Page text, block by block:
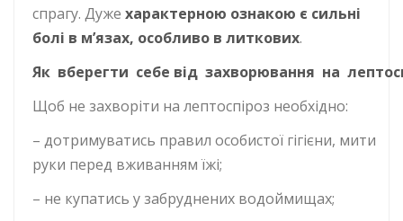
спрагу. Дуже характерною ознакою є сильні
болі в м’язах, особливо в литкових.
Як вберегти себе від захворювання на
Щоб не захворіти на лептоспіроз необхідно:
– дотримуватись правил особистої гігієни, мити
руки перед вживанням їжі;
– не купатись у забруднених водоймищах;